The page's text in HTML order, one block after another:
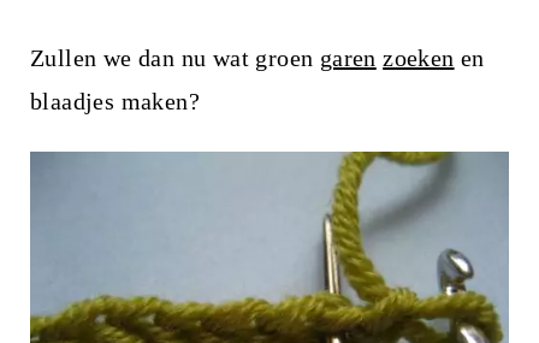
Zullen we dan nu wat groen garen zoeken en
blaadjes maken?